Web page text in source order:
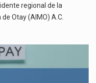
regional de la
Otay (AIMO) A.C.